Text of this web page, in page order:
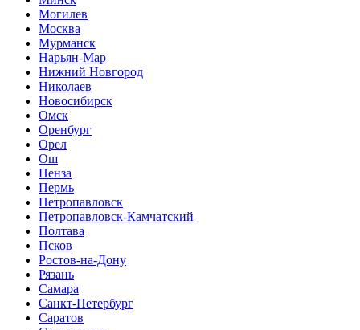
Могилев
Москва
Мурманск
Нарьян-Мар
Нижний Новгород
Николаев
Новосибирск
Омск
Оренбург
Орел
Ош
Пенза
Пермь
Петропавловск
Петропавловск-Камчатский
Полтава
Псков
Ростов-на-Дону
Рязань
Самара
Санкт-Петербург
Саратов